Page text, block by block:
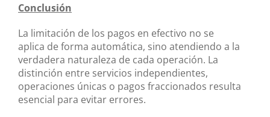
Conclusión
La limitación de los pagos en efectivo no se
aplica de forma automática, sino atendiendo a la
verdadera naturaleza de cada operación. La
distinción entre servicios independientes,
operaciones únicas o pagos fraccionados resulta
esencial para evitar errores.